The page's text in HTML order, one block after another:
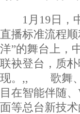
1月19日，中
直播标准流程
洋”的舞台上，
联袂登台，质
现。,, 歌舞、
目在智能伴随
面等总台新技